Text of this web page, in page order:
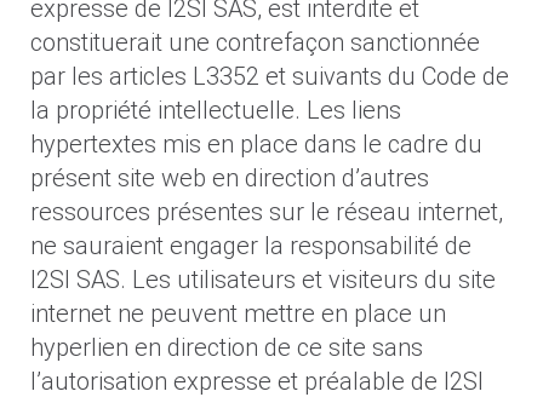
expresse de I2SI SAS, est interdite et
constituerait une contrefaçon sanctionnée
par les articles L3352 et suivants du Code de
la propriété intellectuelle. Les liens
hypertextes mis en place dans le cadre du
présent site web en direction d’autres
ressources présentes sur le réseau internet,
ne sauraient engager la responsabilité de
I2SI SAS. Les utilisateurs et visiteurs du site
internet ne peuvent mettre en place un
hyperlien en direction de ce site sans
l’autorisation expresse et préalable de I2SI